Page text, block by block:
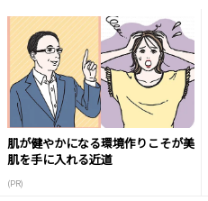
肌が健やかになる環境作りこそが美
肌を手に入れる近道
(PR)